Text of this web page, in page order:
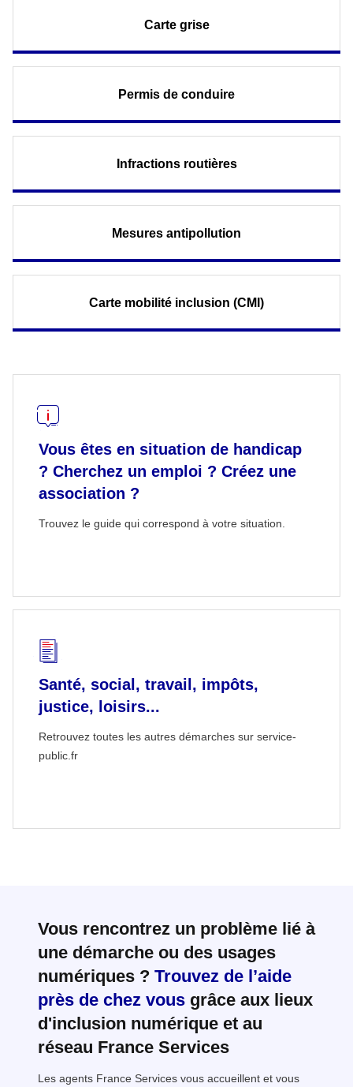
Carte grise
Permis de conduire
Infractions routières
Mesures antipollution
Carte mobilité inclusion (CMI)
Vous êtes en situation de handicap
? Cherchez un emploi ? Créez une
association ?
Trouvez le guide qui correspond à votre situation.
Santé, social, travail, impôts,
justice, loisirs...
Retrouvez toutes les autres démarches sur service-
public.fr
Vous rencontrez un problème lié à
une démarche ou des usages
numériques ? Trouvez de l’aide
près de chez vous grâce aux lieux
d'inclusion numérique et au
réseau France Services
Les agents France Services vous accueillent et vous